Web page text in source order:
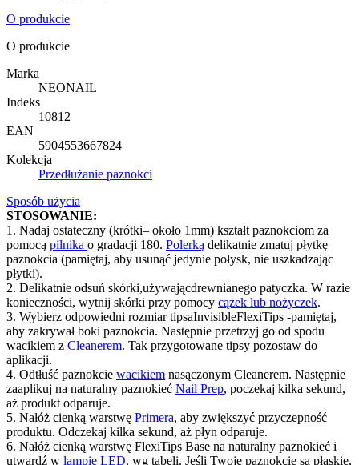
O produkcie
O produkcie
Marka
NEONAIL
Indeks
10812
EAN
5904553667824
Kolekcja
Przedłużanie paznokci
Sposób użycia
STOSOWANIE:
1. Nadaj ostateczny (krótki– około 1mm) kształt paznokciom za
pomocą pilnika o gradacji 180. Polerką delikatnie zmatuj płytkę
paznokcia (pamiętaj, aby usunąć jedynie połysk, nie uszkadzając
płytki).
2. Delikatnie odsuń skórki,używającdrewnianego patyczka. W razie
konieczności, wytnij skórki przy pomocy cążek lub nożyczek.
3. Wybierz odpowiedni rozmiartipsaInvisibleFlexiTips -pamiętaj,
aby zakrywał boki paznokcia. Następnie przetrzyj go od spodu
wacikiem z Cleanerem. Tak przygotowane tipsy pozostaw do
aplikacji.
4. Odtłuść paznokcie wacikiem nasączonym Cleanerem. Następnie
zaaplikuj na naturalny paznokieć Nail Prep, poczekaj kilka sekund,
aż produkt odparuje.
5. Nałóż cienką warstwę Primera, aby zwiększyć przyczepność
produktu. Odczekaj kilka sekund, aż płyn odparuje.
6. Nałóż cienką warstwę FlexiTips Base na naturalny paznokieć i
utwardź w lampie LED, wg tabeli. Jeśli Twoje paznokcie są płaskie,